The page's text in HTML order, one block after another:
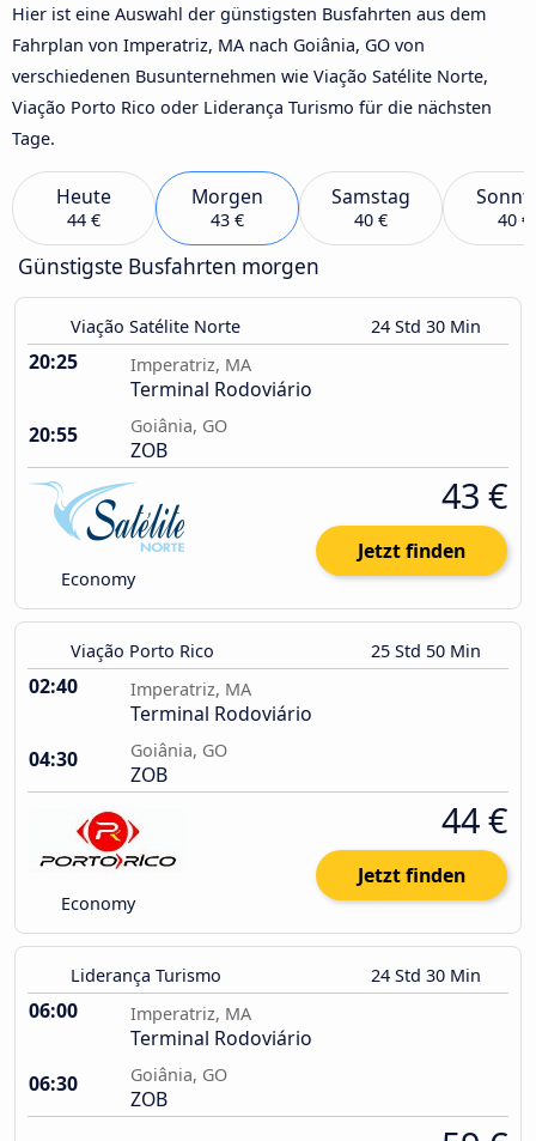
Hier ist eine Auswahl der günstigsten Busfahrten aus dem
Fahrplan von Imperatriz, MA nach Goiânia, GO von
verschiedenen Busunternehmen wie Viação Satélite Norte,
Viação Porto Rico oder Liderança Turismo für die nächsten
Tage.
Heute
44 €
Morgen
43 €
Samstag
40 € 40 €
Günstigste Busfahrten morgen
Viação Satélite Norte 24 Std 30 Min
20:25 Imperatriz, MA
Terminal Rodoviário
20:55
Goiânia, GO
ZOB
Economy
43 €
Jetzt finden
Viação Porto Rico 25 Std 50 Min
02:40 Imperatriz, MA
Terminal Rodoviário
04:30
Goiânia, GO
ZOB
Economy
44 €
Jetzt finden
Liderança Turismo 24 Std 30 Min
06:00 Imperatriz, MA
Terminal Rodoviário
06:30
Goiânia, GO
ZOB